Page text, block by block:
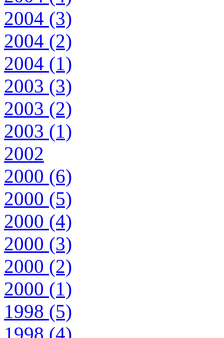
2004 (3)
2004 (2)
2004 (1)
2003 (3)
2003 (2)
2003 (1)
2002
2000 (6)
2000 (5)
2000 (4)
2000 (3)
2000 (2)
2000 (1)
1998 (5)